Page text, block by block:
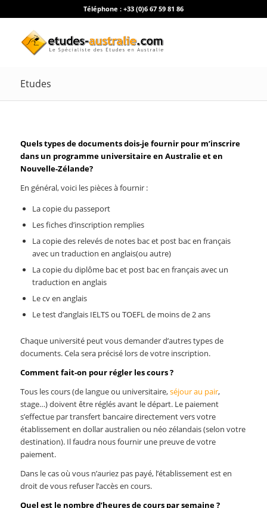
Téléphone : +33 (0)6 67 59 81 86
Etudes
Quels types de documents dois-je fournir pour m’inscrire
dans un programme universitaire en Australie et en
Nouvelle-Zélande?
En général, voici les pièces à fournir :
La copie du passeport
Les fiches d’inscription remplies
La copie des relevés de notes bac et post bac en français
avec un traduction en anglais(ou autre)
La copie du diplôme bac et post bac en français avec un
traduction en anglais
Le cv en anglais
Le test d’anglais IELTS ou TOEFL de moins de 2 ans
Chaque université peut vous demander d’autres types de
documents. Cela sera précisé lors de votre inscription.
Comment fait-on pour régler les cours ?
Tous les cours (de langue ou universitaire,séjour au pair,
stage…) doivent être réglés avant le départ. Le paiement
s’effectue par transfert bancaire directement vers votre
établissement en dollar australien ou néo zélandais (selon votre
destination). Il faudra nous fournir une preuve de votre
paiement.
Dans le cas où vous n’auriez pas payé, l’établissement est en
droit de vous refuser l’accès en cours.
Quel est le nombre d’heures de cours par semaine ?